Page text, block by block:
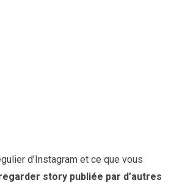
d’Instagram et ce que vous
story publiée par d’autres